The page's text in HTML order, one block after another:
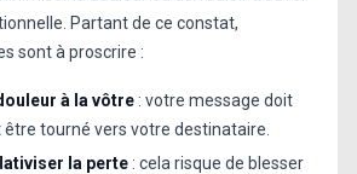
Partant de ce constat,
sont à proscrire :
à la vôtre : votre message doit
tourné vers votre destinataire.
la perte : cela risque de blesser